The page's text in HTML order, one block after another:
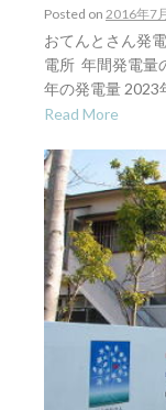
Posted on 2016年7
おてんとさん発
電所 年間発電量
年の発電量
Read More